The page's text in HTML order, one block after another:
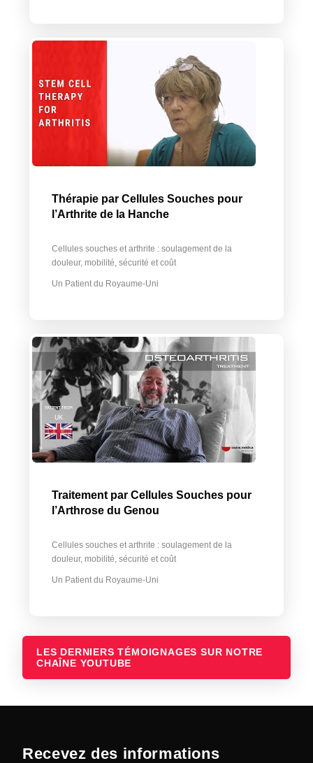
Thérapie par Cellules Souches pour
l’Arthrite de la Hanche
Cellules souches et arthrite : soulagement de la
douleur, mobilité, sécurité et coût
Un Patient du Royaume-Uni
Traitement par Cellules Souches pour
l’Arthrose du Genou
Cellules souches et arthrite : soulagement de la
douleur, mobilité, sécurité et coût
Un Patient du Royaume-Uni
LES DERNIERS TÉMOIGNAGES SUR NOTRE
CHAÎNE YOUTUBE
Recevez des informations